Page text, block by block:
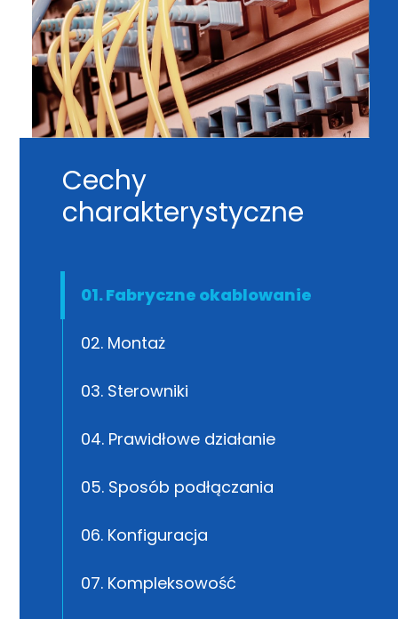
Cechy
charakterystyczne
01. Fabryczne okablowanie
02. Montaż
03. Sterowniki
04. Prawidłowe działanie
05. Sposób podłączania
06. Konfiguracja
07. Kompleksowość